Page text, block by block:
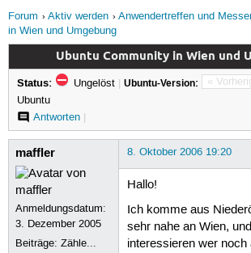
Forum
Aktiv werden Anwendertreffen und
in Wien und Umgebung
Ubuntu Community in Wien und
«
Status: Ungelöst | Ubuntu-Version:
Ubuntu
Antworten|
maffler
Anmeldungsdatum:
3. Dezember 2005
Beiträge:Zähle...
8. Oktober 2006 19:20
Hallo!
Ich komme aus
sehr nahe an Wien,
interessieren wer noch